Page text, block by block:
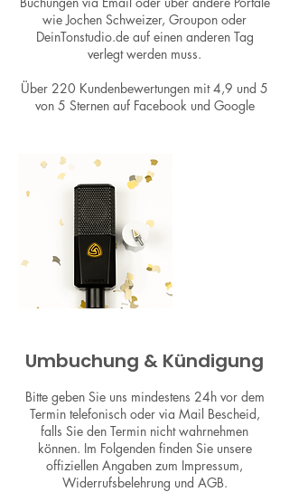
wie Jochen Schweizer, Groupon oder
DeinTonstudio.de auf einen anderen Tag
verlegt werden muss.
Über 220 Kundenbewertungen mit 4,9 und 5
von 5 Sternen auf Facebook und Google
Umbuchung & Kündigung
Bitte geben Sie uns mindestens 24h vor dem
Termin telefonisch oder via Mail Bescheid,
falls Sie den Termin nicht wahrnehmen
können. Im Folgenden finden Sie unsere
offiziellen Angaben zum Impressum,
Widerrufsbelehrung und AGB.